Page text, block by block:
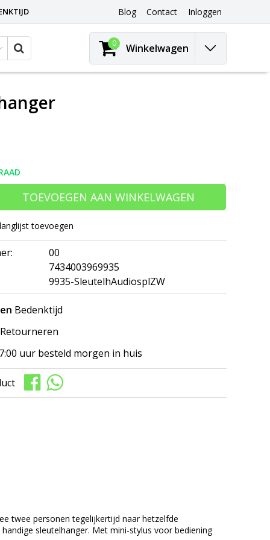
Blog Contact Inloggen
0 Winkelwagen
TOEVOEGEN AAN WINKELWAGEN
toevoegen
00
7434003969935
9935-SleutelhAudiosplZW
Bedenktijd
Retourneren
uur besteld morgen in huis
twee personen tegelijkertijd naar hetzelfde
sleutelhanger. Met mini-stylus voor bediening